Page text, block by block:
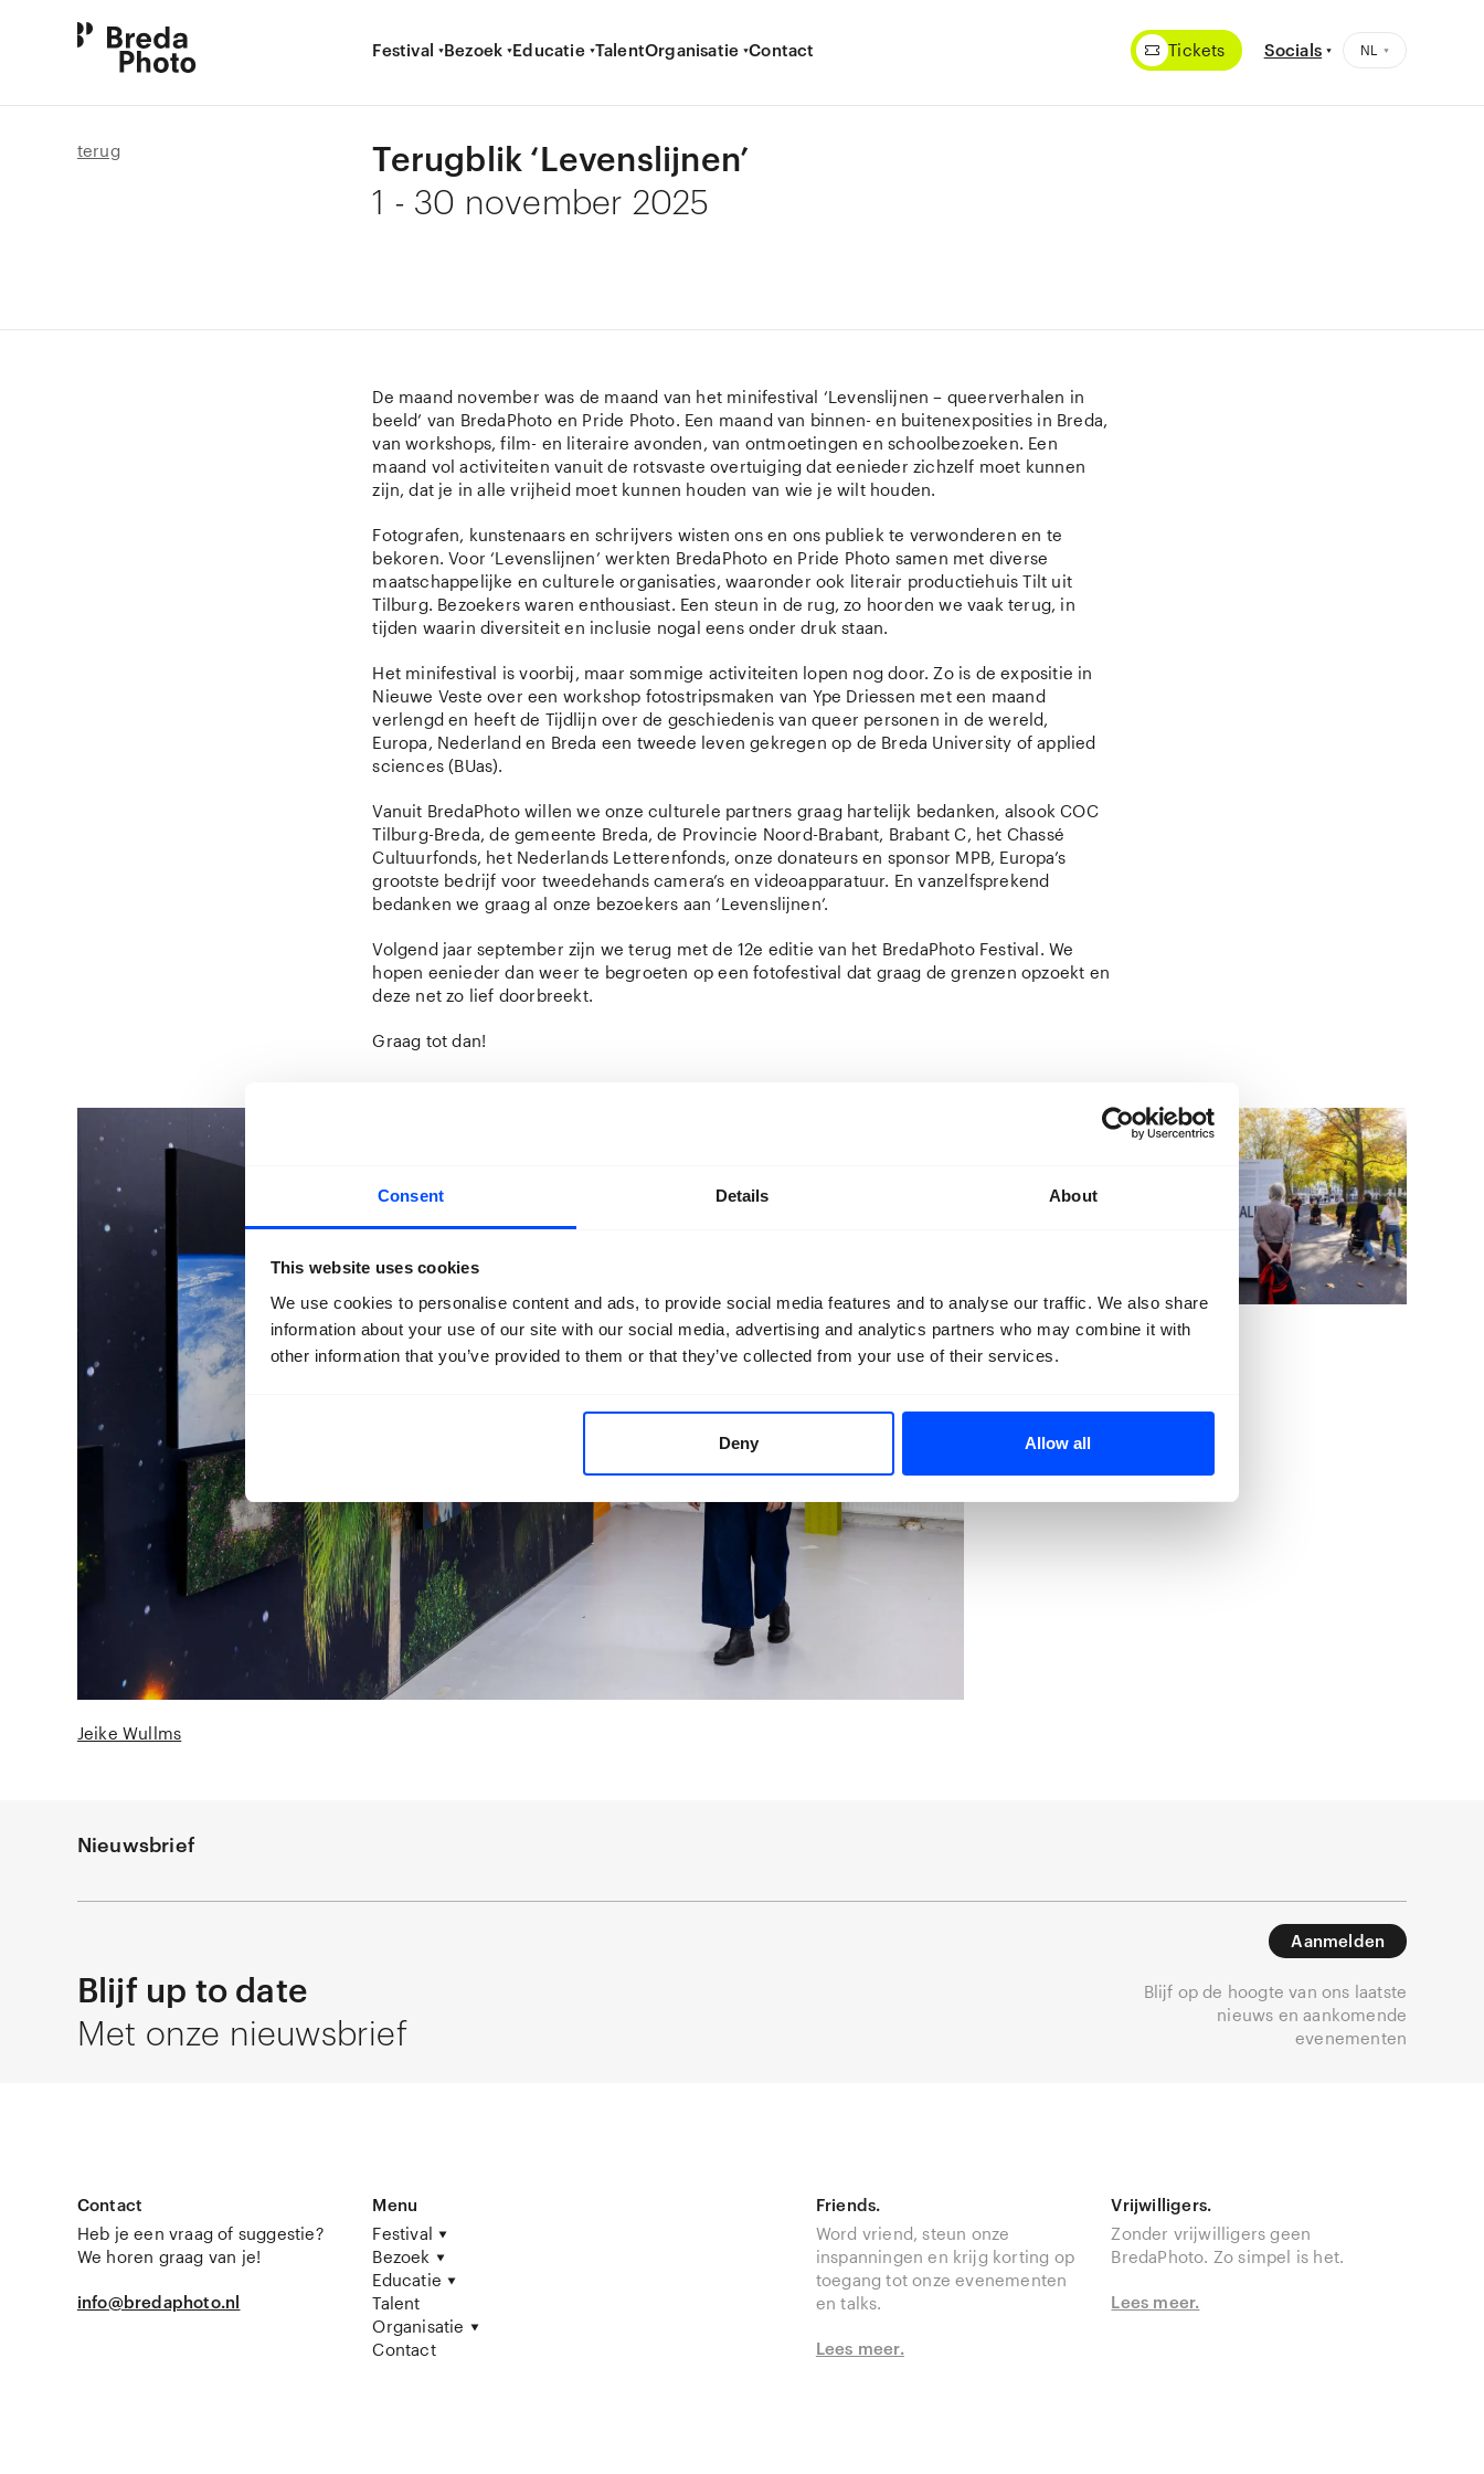
Consent Details About
This website uses cookies
We use cookies to personalise content and ads, to provide social media features and to analyse our traffic. We also share
information about your use of our site with our social media, advertising and analytics partners who may combine it with
other information that you’ve provided to them or that they’ve collected from your use of their services.
Deny Allow all
Festival Bezoek Educatie TalentOrganisatie Contact Tickets Socials
terug Terugblik ‘Levenslijnen’
1 - 30 november 2025
De maand november was de maand van het minifestival ‘Levenslijnen – queerverhalen in
beeld’ van BredaPhoto en Pride Photo. Een maand van binnen- en buitenexposities in Breda,
van workshops, film- en literaire avonden, van ontmoetingen en schoolbezoeken. Een
maand vol activiteiten vanuit de rotsvaste overtuiging dat eenieder zichzelf moet kunnen
zijn, dat je in alle vrijheid moet kunnen houden van wie je wilt houden.
Fotografen, kunstenaars en schrijvers wisten ons en ons publiek te verwonderen en te
bekoren. Voor ‘Levenslijnen’ werkten BredaPhoto en Pride Photo samen met diverse
maatschappelijke en culturele organisaties, waaronder ook literair productiehuis Tilt uit
Tilburg. Bezoekers waren enthousiast. Een steun in de rug, zo hoorden we vaak terug, in
tijden waarin diversiteit en inclusie nogal eens onder druk staan.
Het minifestival is voorbij, maar sommige activiteiten lopen nog door. Zo is de expositie in
Nieuwe Veste over een workshop fotostripsmaken van Ype Driessen met een maand
verlengd en heeft de Tijdlijn over de geschiedenis van queer personen in de wereld,
Europa, Nederland en Breda een tweede leven gekregen op de Breda University of applied
sciences (BUas).
Vanuit BredaPhoto willen we onze culturele partners graag hartelijk bedanken, alsook COC
Tilburg-Breda, de gemeente Breda, de Provincie Noord-Brabant, Brabant C, het Chassé
Cultuurfonds, het Nederlands Letterenfonds, onze donateurs en sponsor MPB, Europa’s
grootste bedrijf voor tweedehands camera’s en videoapparatuur. En vanzelfsprekend
bedanken we graag al onze bezoekers aan ‘Levenslijnen’.
Volgend jaar september zijn we terug met de 12e editie van het BredaPhoto Festival. We
hopen eenieder dan weer te begroeten op een fotofestival dat graag de grenzen opzoekt en
deze net zo lief doorbreekt.
Graag tot dan!
Jeike Wullms
Jeike Wullms
Nieuwsbrief
Blijf up to date
Met onze nieuwsbrief
Aanmelden
Blijf op de hoogte van ons laatste
nieuws en aankomende
evenementen
Contact
Heb je een vraag of suggestie?
We horen graag van je!
info@bredaphoto.nl
Menu
Festival
Bezoek
Educatie
Talent
Organisatie
Contact
Friends.
Word vriend, steun onze
inspanningen en krijg korting op
toegang tot onze evenementen
en talks.
Lees meer.
Vrijwilligers.
Zonder vrijwilligers geen
BredaPhoto. Zo simpel is het.
Lees meer.